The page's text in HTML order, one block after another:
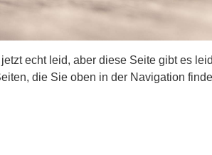
echt leid, aber diese Seite gibt es
die Sie oben in der Navigation